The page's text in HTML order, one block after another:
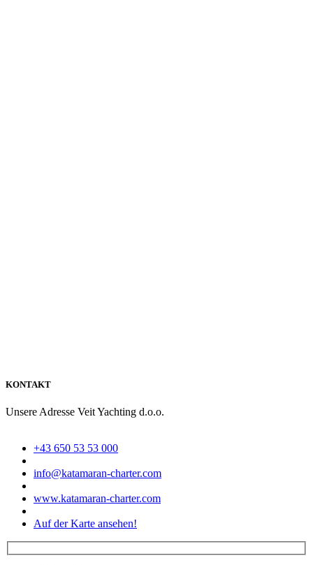
KONTAKT
Unsere Adresse Veit Yachting d.o.o.
+43 650 53 53 000
info@katamaran-charter.com
www.katamaran-charter.com
Auf der Karte ansehen!